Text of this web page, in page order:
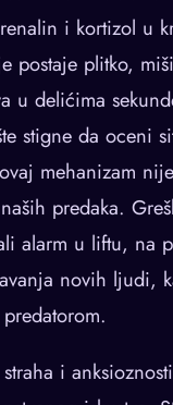
i kortizol u
postaje plitko,
u delićima
stigne da oceni
mehanizam
predaka.
alarm u liftu, na
novih ljudi,
i